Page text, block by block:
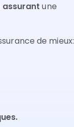
assurant une
de mieux: